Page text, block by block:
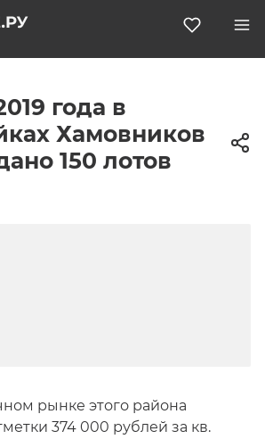
года в
Хамовников
150 лотов
рынке этого района
374 000 рублей за кв.